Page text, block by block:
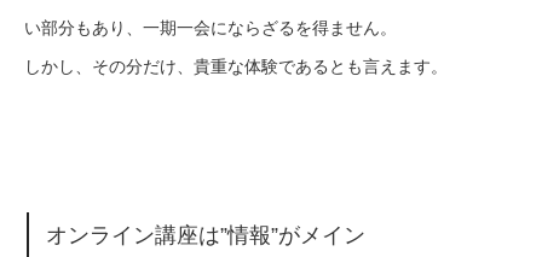
い部分もあり、一期一会にならざるを得ません。
しかし、その分だけ、貴重な体験であるとも言えます。
オンライン講座は”情報”がメイン